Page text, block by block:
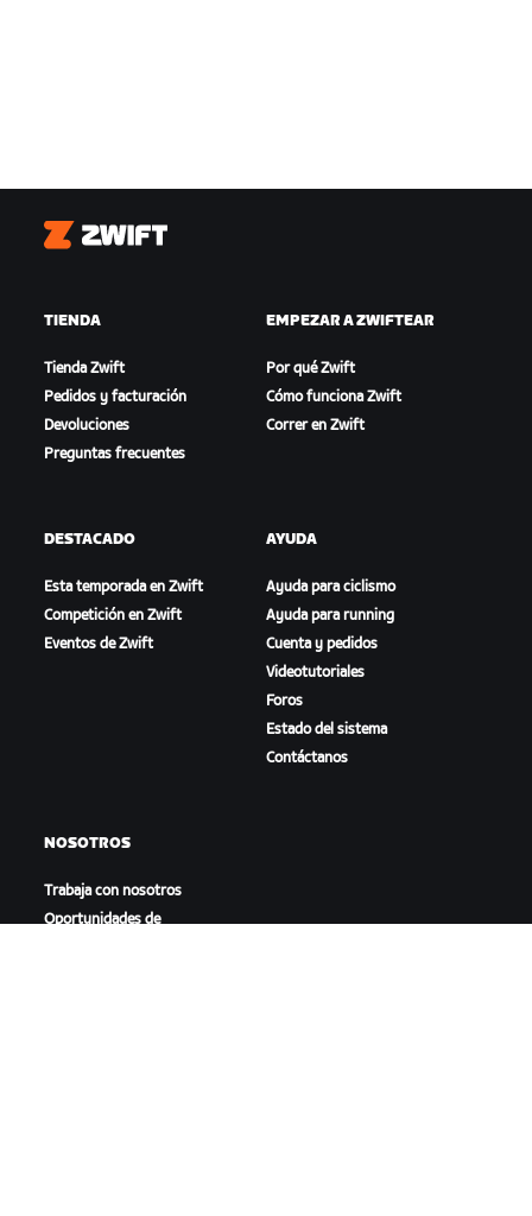
Zwift
TIENDA
Tienda Zwift
Pedidos y facturación
Devoluciones
Preguntas frecuentes
EMPEZAR A ZWIFTEAR
Por qué Zwift
Cómo funciona Zwift
Correr en Zwift
DESTACADO
Esta temporada en Zwift
Competición en Zwift
Eventos de Zwift
AYUDA
Ayuda para ciclismo
Ayuda para running
Cuenta y pedidos
Videotutoriales
Foros
Estado del sistema
Contáctanos
NOSOTROS
Trabaja con nosotros
Oportunidades de